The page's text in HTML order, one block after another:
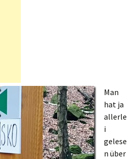
Man
hat ja
allerle
i
gelese
n über